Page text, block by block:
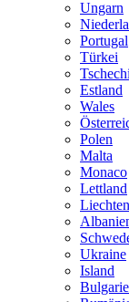
Ungarn
Portugal
Türkei
Estland
Wales
Polen
Malta
Monaco
Lettland
Ukraine
Island